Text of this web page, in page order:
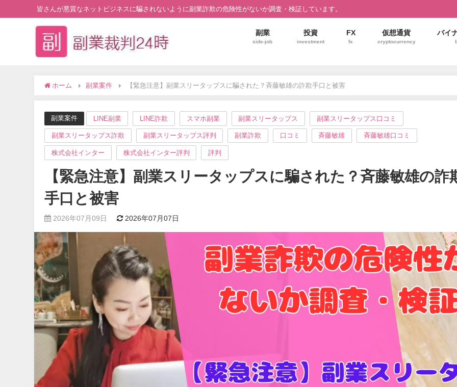
皆さんが悪質なネットビジネスに騙されないように副業詐欺の危険性がないか調査・検証しています。
副業
side-job
投資
investment
FX
fx
仮想通貨
cryptocurrency
バイ
ホーム 副業案件 【緊急注意】副業スリータップスに騙された？斉藤敏雄の詐欺手口と被害
副業案件 LINE副業 LINE詐欺 スマホ副業 副業スリータップス 副業スリータップス口コミ
副業スリータップス詐欺 副業スリータップス評判 副業詐欺 口コミ 斉藤敏雄 斉藤敏雄口コミ
株式会社インター 株式会社インター評判 評判
【緊急注意】副業スリータップスに騙された？斉藤敏雄の詐
手口と被害
2026年07月09日 2026年07月07日